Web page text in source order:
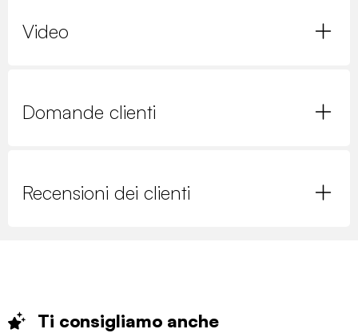
Video
Domande clienti
Recensioni dei clienti
Ti consigliamo anche